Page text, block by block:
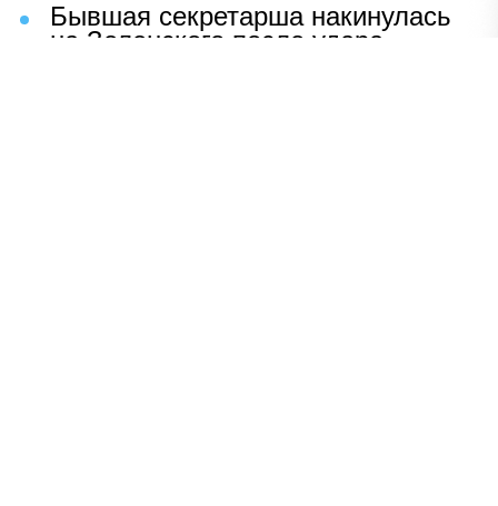
Бывшая секретарша накинулась
на Зеленского после удара